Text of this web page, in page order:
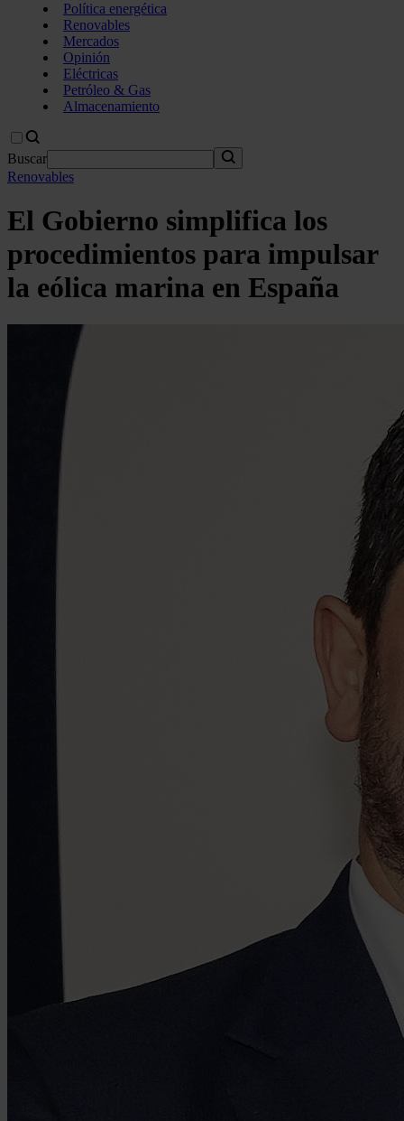
Política energética
Renovables
Mercados
Opinión
Eléctricas
Petróleo & Gas
Almacenamiento
Buscar
Renovables
El Gobierno simplifica los
procedimientos para impulsar
la eólica marina en España